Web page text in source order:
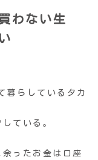
わない生
暮らしているタカ
ている。
ったお金は口座